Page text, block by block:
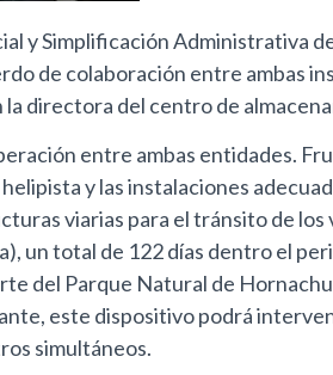
y Simplificación Administrativa
de colaboración entre
directora del centro de
entre ambas entidades.
y las instalaciones
viarias para el tránsito de
un total de 122 días dentro el
del Parque Natural de
este dispositivo podrá
simultáneos.